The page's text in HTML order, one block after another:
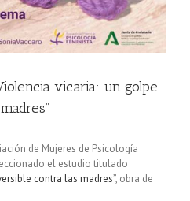
vicaria: un golpe
de Mujeres de Psicología
el estudio titulado
contra las madres”, obra de